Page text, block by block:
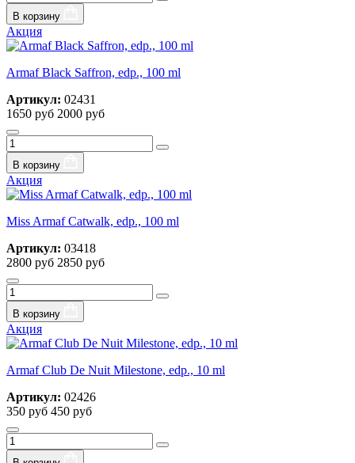
В корзину
Акция
Armaf Black Saffron, edp., 100 ml
Артикул: 02431
1650 руб 2000 руб
В корзину
Акция
Miss Armaf Catwalk, edp., 100 ml
Артикул: 03418
2800 руб 2850 руб
В корзину
Акция
Armaf Club De Nuit Milestone, edp., 10 ml
Артикул: 02426
350 руб 450 руб